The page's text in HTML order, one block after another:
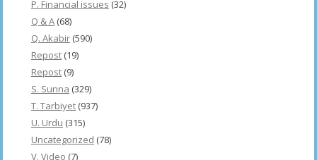
P. Financial issues (32)
Q & A (68)
Q. Akabir (590)
Repost (19)
Repost (9)
S. Sunna (329)
T. Tarbiyet (937)
U. Urdu (315)
Uncategorized (78)
V. Video (7)